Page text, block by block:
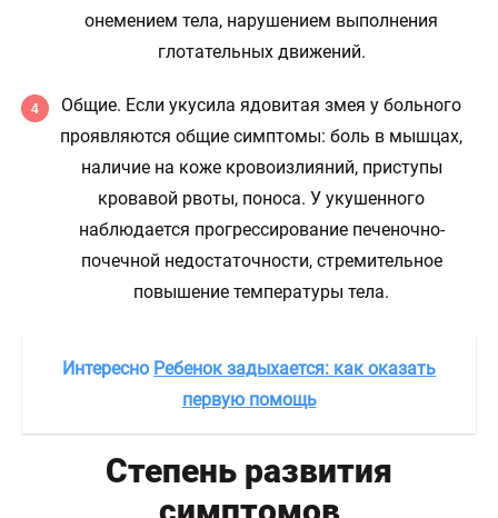
онемением тела, нарушением выполнения
глотательных движений.
Общие. Если укусила ядовитая змея у больного
проявляются общие симптомы: боль в мышцах,
наличие на коже кровоизлияний, приступы
кровавой рвоты, поноса. У укушенного
наблюдается прогрессирование печеночно-
почечной недостаточности, стремительное
повышение температуры тела.
Интересно Ребенок задыхается: как оказать
первую помощь
Степень развития